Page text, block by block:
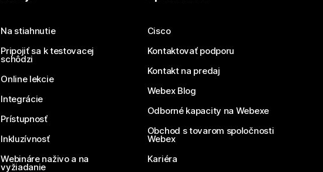
Na stiahnutie
Pripojiť sa k testovacej
schôdzi
Online lekcie
Integrácie
Prístupnosť
Inkluzívnosť
Webináre naživo a na
vyžiadanie
Cisco
Kontaktovať podporu
Kontakt na predaj
Webex Blog
Odborné kapacity na Webexe
Obchod s tovarom spoločnosti
Webex
Kariéra